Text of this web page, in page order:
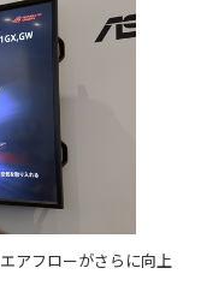
アフローがさらに向上